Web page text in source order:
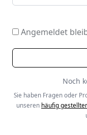
Angemeldet
Noch
Sie haben Fragen oder
unseren häufig